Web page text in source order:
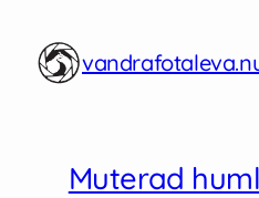
innehåll
Muterad